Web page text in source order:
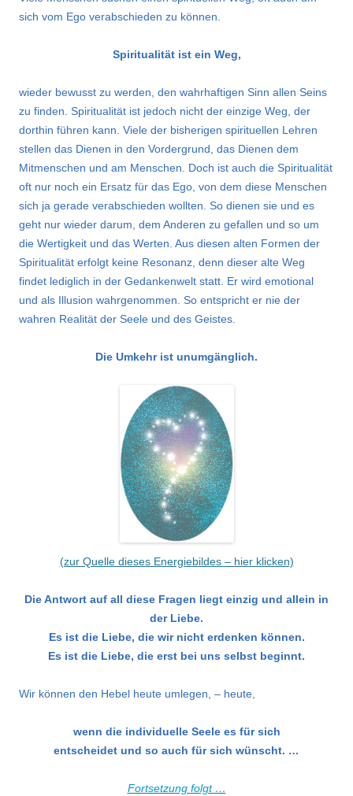
sich vom Ego verabschieden zu können.
Spiritualität ist ein Weg,
wieder bewusst zu werden, den wahrhaftigen Sinn allen Seins
zu finden. Spiritualität ist jedoch nicht der einzige Weg, der
dorthin führen kann. Viele der bisherigen spirituellen Lehren
stellen das Dienen in den Vordergrund, das Dienen dem
Mitmenschen und am Menschen. Doch ist auch die Spiritualität
oft nur noch ein Ersatz für das Ego, von dem diese Menschen
sich ja gerade verabschieden wollten. So dienen sie und es
geht nur wieder darum, dem Anderen zu gefallen und so um
die Wertigkeit und das Werten. Aus diesen alten Formen der
Spiritualität erfolgt keine Resonanz, denn dieser alte Weg
findet lediglich in der Gedankenwelt statt. Er wird emotional
und als Illusion wahrgenommen. So entspricht er nie der
wahren Realität der Seele und des Geistes.
Die Umkehr ist unumgänglich.
(zur Quelle dieses Energiebildes – hier klicken)
Die Antwort auf all diese Fragen liegt einzig und allein in
der Liebe.
Es ist die Liebe, die wir nicht erdenken können.
Es ist die Liebe, die erst bei uns selbst beginnt.
Wir können den Hebel heute umlegen, – heute,
wenn die individuelle Seele es für sich
entscheidet und so auch für sich wünscht. …
Fortsetzung folgt …